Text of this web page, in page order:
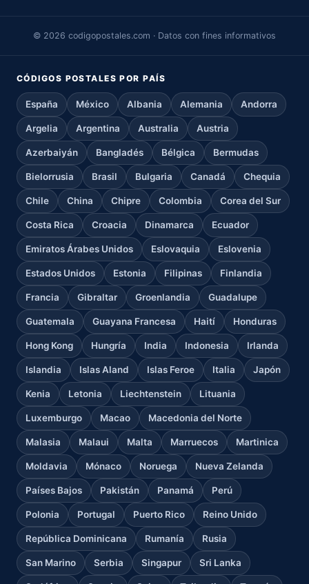
© 2026 codigopostales.com · Datos con fines informativos
CÓDIGOS POSTALES POR PAÍS
España México Albania Alemania Andorra
Argelia Argentina Australia Austria
Azerbaiyán Bangladés Bélgica Bermudas
Bielorrusia Brasil Bulgaria Canadá Chequia
Chile China Chipre Colombia Corea del Sur
Costa Rica Croacia Dinamarca Ecuador
Emiratos Árabes Unidos Eslovaquia Eslovenia
Estados Unidos Estonia Filipinas Finlandia
Francia Gibraltar Groenlandia Guadalupe
Guatemala Guayana Francesa Haití Honduras
Hong Kong Hungría India Indonesia Irlanda
Islandia Islas Aland Islas Feroe Italia Japón
Kenia Letonia Liechtenstein Lituania
Luxemburgo Macao Macedonia del Norte
Malasia Malaui Malta Marruecos Martinica
Moldavia Mónaco Noruega Nueva Zelanda
Países Bajos Pakistán Panamá Perú
Polonia Portugal Puerto Rico Reino Unido
República Dominicana Rumanía Rusia
San Marino Serbia Singapur Sri Lanka